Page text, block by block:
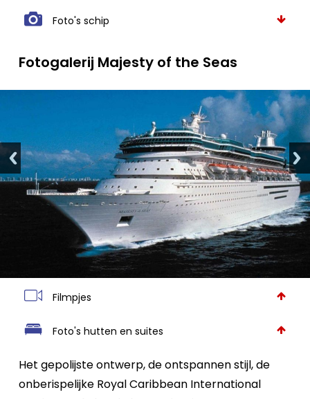
Foto's schip
Fotogalerij Majesty of the Seas
Filmpjes
Foto's hutten en suites
Het gepolijste ontwerp, de ontspannen stijl, de
onberispelijke Royal Caribbean International